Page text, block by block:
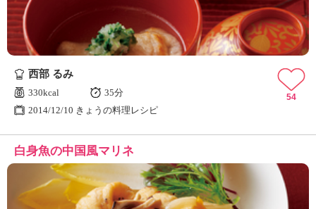
西部 るみ
330kcal
35分
2014/12/10 きょうの料理レシピ
54
白身魚の中国風マリネ